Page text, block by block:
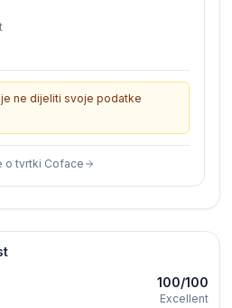
ne dijeliti svoje podatke
o tvrtki Coface
100/100
Excellent